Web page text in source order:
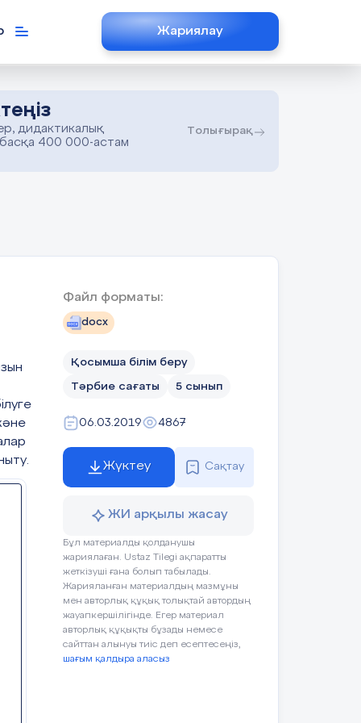
Жариялау
дидактикалық
400 000-астам
Толығырақ
Файл форматы:
docx
Қосымша білім беру
Тәрбие сағаты 5 сынып
06.03.2019 4867
Жүктеу Сақтау
ЖИ арқылы жасау
Бұл материалды қолданушы
жариялаған. Ustaz Tilegi ақпаратты
жеткізуші ғана болып табылады.
Жарияланған материалдың мазмұны
мен авторлық құқық толықтай автордың
жауапкершілігінде. Егер материал
авторлық құқықты бұзады немесе
сайттан алынуы тиіс деп есептесеңіз,
шағым қалдыра аласыз